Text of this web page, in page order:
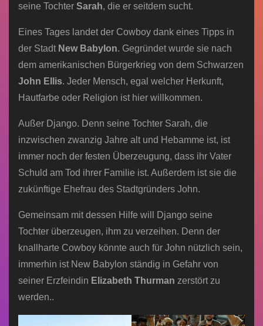
seine Tochter Sarah, die er seitdem sucht.
Eines Tages landet der Cowboy dank eines Tipps in
der Stadt New Babylon. Gegründet wurde sie nach
dem amerikanischen Bürgerkrieg von dem Schwarzen
John Ellis. Jeder Mensch, egal welcher Herkunft,
Hautfarbe oder Religion ist hier willkommen.
Außer Django. Denn seine Tochter Sarah, die
inzwischen zwanzig Jahre alt und Hebamme ist, ist
immer noch der festen Überzeugung, dass ihr Vater
Schuld am Tod ihrer Familie ist. Außerdem ist sie die
zukünftige Ehefrau des Stadtgründers John.
Gemeinsam mit dessen Hilfe will Django seine
Tochter überzeugen, ihm zu verzeihen. Denn der
knallharte Cowboy könnte auch für John nützlich sein,
immerhin ist New Babylon ständig in Gefahr von
seiner Erzfeindin Elizabeth Thurman zerstört zu
werden..